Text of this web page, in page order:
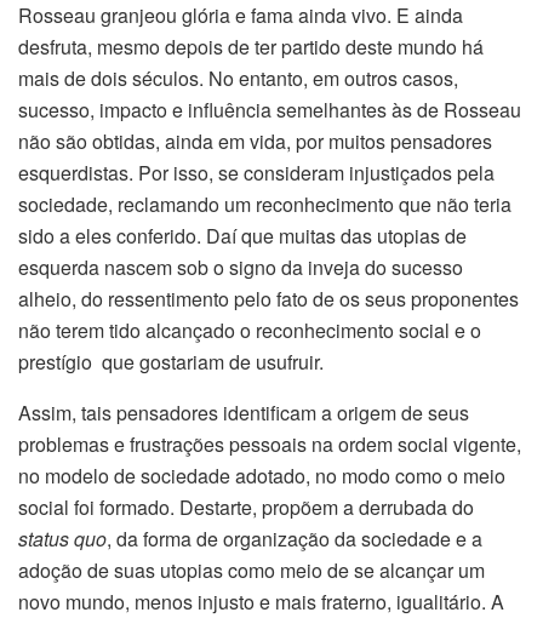
Rosseau granjeou glória e fama ainda vivo. E ainda
desfruta, mesmo depois de ter partido deste mundo há
mais de dois séculos. No entanto, em outros casos,
sucesso, impacto e influência semelhantes às de Rosseau
não são obtidas, ainda em vida, por muitos pensadores
esquerdistas. Por isso, se consideram injustiçados pela
sociedade, reclamando um reconhecimento que não teria
sido a eles conferido. Daí que muitas das utopias de
esquerda nascem sob o signo da inveja do sucesso
alheio, do ressentimento pelo fato de os seus proponentes
não terem tido alcançado o reconhecimento social e o
prestígio que gostariam de usufruir.
Assim, tais pensadores identificam a origem de seus
problemas e frustrações pessoais na ordem social vigente,
no modelo de sociedade adotado, no modo como o meio
social foi formado. Destarte, propõem a derrubada do
status quo, da forma de organização da sociedade e a
adoção de suas utopias como meio de se alcançar um
novo mundo, menos injusto e mais fraterno, igualitário. A